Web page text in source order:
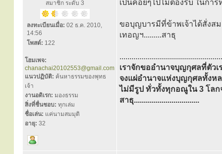
สมาชิก ระดับ 3
ลงทะเบียนเมื่อ: 02 ธ.ค. 2010,
14:56
โพสต์: 122
โฮมเพจ:
chanachai20102553@gmail.com
แนวปฏิบัติ: ค้นหาธรรมของพุทธ
เจ้า
งานอดิเรก: มองธรรม
สิ่งที่ชื่นชอบ: ทุกเล่ม
ชื่อเล่น: แค่นามสมมุติ
อายุ: 32
เป็นค่อยๆไปไม่ต้องรีบ ในกา
ขอบุญบารมีที่ข้าพเจ้าได้สั่งส
เทอญฯ.........สาธุ
เราจักขออำนาจบุญกุศลที่ตัว
จงแผ่อำนาจแห่งบุญกุศลทั้งห
ไม่มีรูป ทั่วทั้งทุกอณูใน 3 โลก
สาธุ.................................